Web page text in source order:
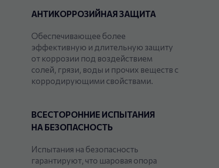
ВСЕСТОРОННИЕ ИСПЫТАНИЯ
НА БЕЗОПАСНОСТЬ
Испытания на безопасность
гарантируют, что шаровая опора
АНТИКОРРОЗИЙНАЯ ЗАЩИТА
Обеспечивающее более
эффективную и длительную защиту
от коррозии под воздействием
солей, грязи, воды и прочих веществ с
корродирующими свойствами.